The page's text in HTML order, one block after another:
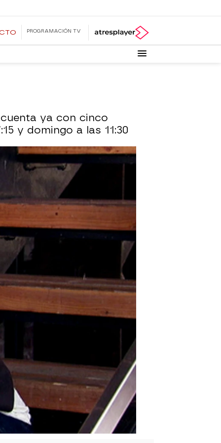
PROGRAMACIÓN TV
ya con cinco
y domingo a las 11:30